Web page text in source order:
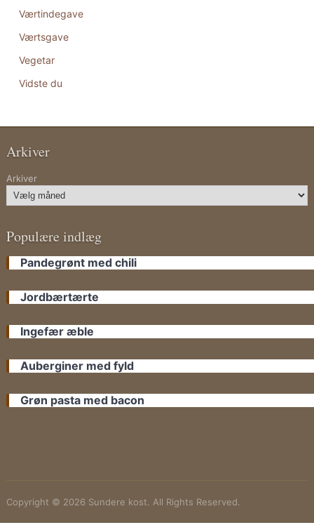
Værtindegave
Værtsgave
Vegetar
Vidste du
Arkiver
Arkiver
Populære indlæg
Pandegrønt med chili
Jordbærtærte
Ingefær æble
Auberginer med fyld
Grøn pasta med bacon
Copyright © 2026 Sundere kost. All Rights Reserved.